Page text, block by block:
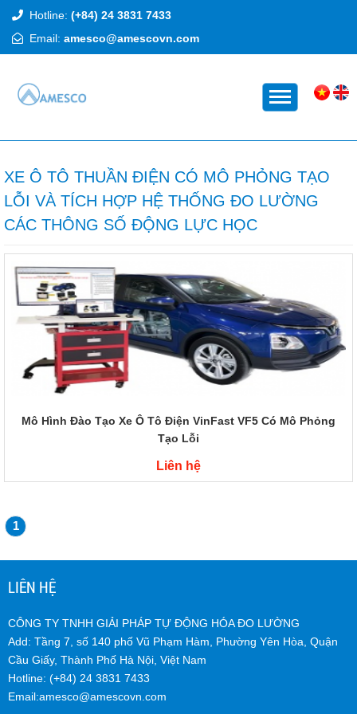
Hotline: (+84) 24 3831 7433
Email: amesco@amescovn.com
TRANG CHỦ
XE Ô TÔ THUẦN ĐIỆN CÓ MÔ PHỎNG TẠO
LỖI VÀ TÍCH HỢP HỆ THỐNG ĐO LƯỜNG
CÁC THÔNG SỐ ĐỘNG LỰC HỌC
Mô Hình Đào Tạo Xe Ô Tô Điện VinFast VF5 Có Mô Phỏng
Tạo Lỗi
Liên hệ
1
LIÊN HỆ
CÔNG TY TNHH GIẢI PHÁP TỰ ĐỘNG HÓA ĐO LƯỜNG
Add: Tầng 7, số 140 phố Vũ Phạm Hàm, Phường Yên Hòa, Quận
Cầu Giấy, Thành Phố Hà Nội, Việt Nam
Hotline: (+84) 24 3831 7433
Email:amesco@amescovn.com